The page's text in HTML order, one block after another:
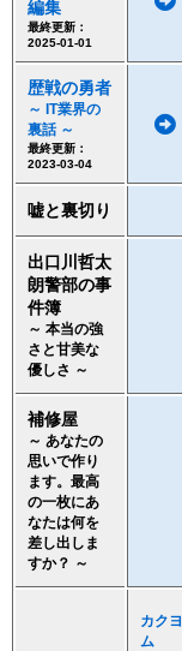
編集
最終更新：
2025-01-01
歴戦の勇者
～ IT業界の
裏話 ～
最終更新：
2023-03-04
嘘と裏切り
出口川哲太
朗警部の事
件簿
～ 本当の強
さと甘美な
優しさ ～
補修屋
～ あなたの
思いで作り
ます。最高
の一枚にあ
なたは何を
差し出しま
すか？ ～
カクヨ
ム